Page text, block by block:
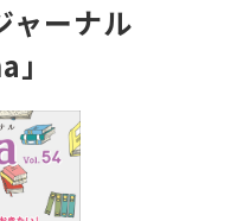
ャーナル
」